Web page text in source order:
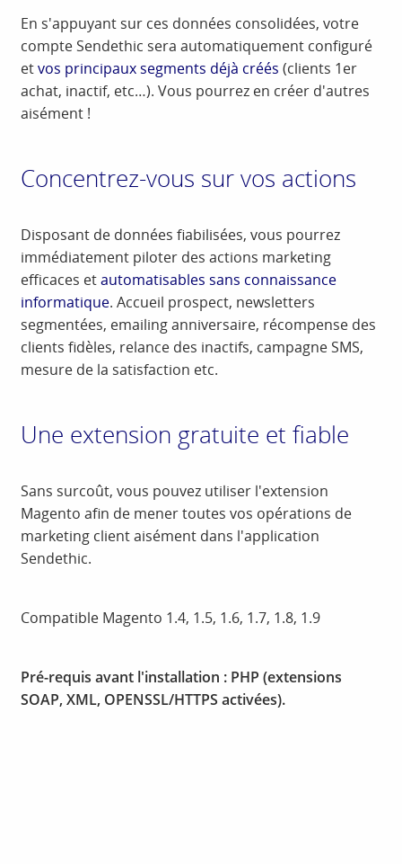
En s'appuyant sur ces données consolidées, votre
compte Sendethic sera automatiquement configuré
etvos principaux segments déjà créés (clients 1er
achat, inactif, etc…). Vous pourrez en créer d'autres
aisément !
Concentrez-vous sur vos actions
Disposant de données fiabilisées, vous pourrez
immédiatement piloter des actions marketing
efficaces etautomatisables sans connaissance
informatique. Accueil prospect, newsletters
segmentées, emailing anniversaire, récompense des
clients fidèles, relance des inactifs, campagne SMS,
mesure de la satisfaction etc.
Une extension gratuite et fiable
Sans surcoût, vous pouvez utiliser l'extension
Magento afin de mener toutes vos opérations de
marketing client aisément dans l'application
Sendethic.
Compatible Magento 1.4, 1.5, 1.6, 1.7, 1.8, 1.9
Pré-requis avant l'installation : PHP (extensions
SOAP, XML, OPENSSL/HTTPS activées).